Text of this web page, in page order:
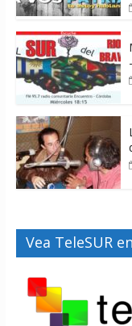
Vea TeleSUR